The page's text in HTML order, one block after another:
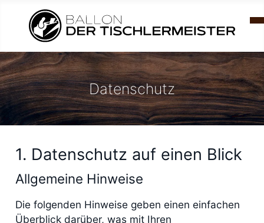
Datenschutz
1. Datenschutz auf einen Blick
Allgemeine Hinweise
Die folgenden Hinweise geben einen einfachen
Überblick darüber, was mit Ihren